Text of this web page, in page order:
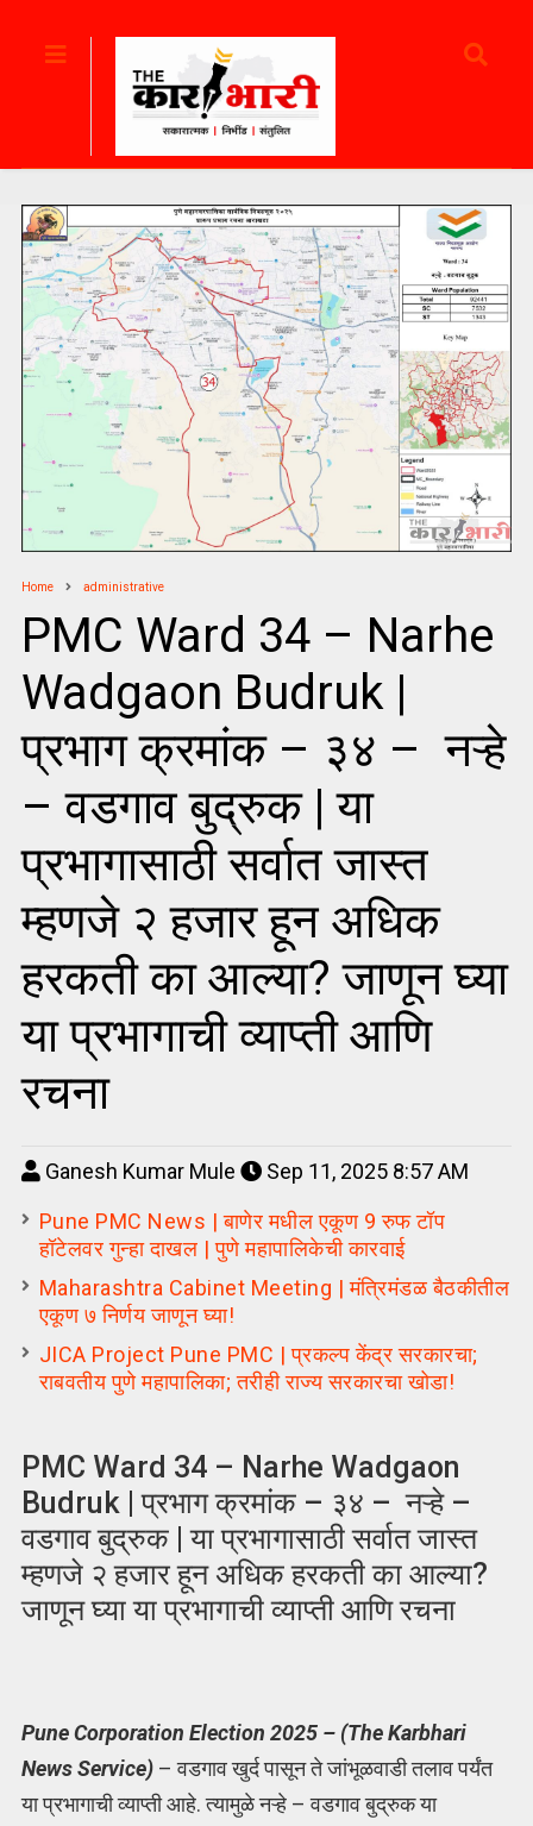
Home administrative
PMC Ward 34 – Narhe
Wadgaon Budruk |
प्रभाग क्रमांक – ३४ – नऱ्हे
– वडगाव बुद्रुक | या
प्रभागासाठी सर्वात जास्त
म्हणजे २ हजार हून अधिक
हरकती का आल्या? जाणून घ्या
या प्रभागाची व्याप्ती आणि
रचना
Ganesh Kumar Mule
Sep 11, 2025 8:57 AM
Pune PMC News | बाणेर मधील एकूण 9 रुफ टॉप
हॉटेलवर गुन्हा दाखल | पुणे महापालिकेची कारवाई
Maharashtra Cabinet Meeting | मंत्रिमंडळ बैठकीतील
एकूण ७ निर्णय जाणून घ्या!
JICA Project Pune PMC | प्रकल्प केंद्र सरकारचा;
राबवतीय पुणे महापालिका; तरीही राज्य सरकारचा खोडा!
PMC Ward 34 – Narhe Wadgaon
Budruk | प्रभाग क्रमांक – ३४ – नऱ्हे –
वडगाव बुद्रुक | या प्रभागासाठी सर्वात जास्त
म्हणजे २ हजार हून अधिक हरकती का आल्या?
जाणून घ्या या प्रभागाची व्याप्ती आणि रचना
Pune Corporation Election 2025 – (The Karbhari
News Service) – वडगाव खुर्द पासून ते जांभूळवाडी तलाव पर्यंत
या प्रभागाची व्याप्ती आहे. त्यामुळे नऱ्हे – वडगाव बुद्रुक या